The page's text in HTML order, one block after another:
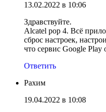
13.02.2022 в 10:06
Здравствуйте.
Alcatel pop 4. Всё
сброс настроек,
что сервис Google Play
Ответить
Рахим
19.04.2022 в 10:08